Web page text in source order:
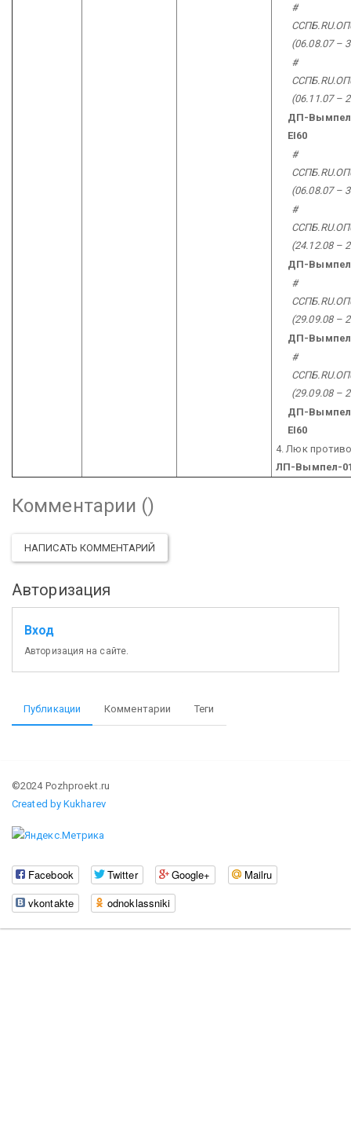
#
ССПБ.RU.
(06.08.07 –
#
ССПБ.RU.
(06.11.07 –
ДП-
EI60
#
ССПБ.RU.
(06.08.07 –
#
ССПБ.RU.
(24.12.08 –
ДП-
#
(29.09.08 –
ДП-
#
(29.09.08 –
ДП-
EI60
4. Люк
ЛП-Вымпел-01
Комментарии ()
НАПИСАТЬ КОММЕНТАРИЙ
Авторизация
Вход
Авторизация на сайте.
Публикации Комментарии Теги
©2024 Pozhproekt.ru
Created by Kukharev
Facebook Twitter Google+
Mailru
vkontakte
odnoklassniki